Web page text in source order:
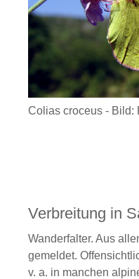
Colias croceus - Bild:
Verbreitung in
Wanderfalter. Aus
gemeldet.
v. a. in manchen